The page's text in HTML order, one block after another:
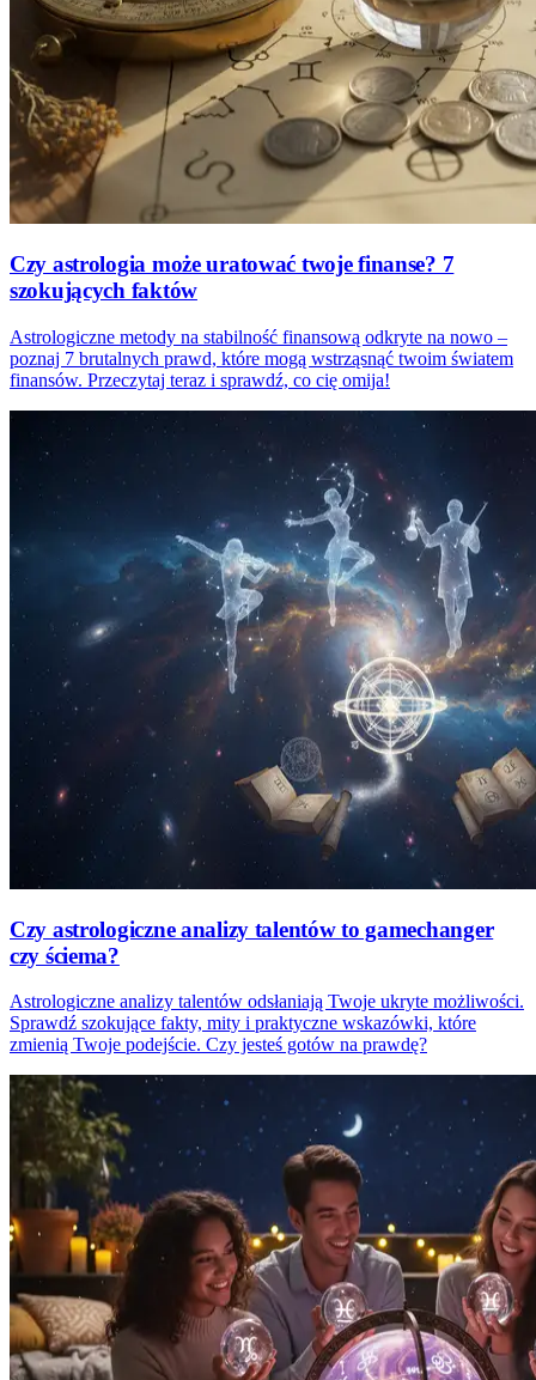
Czy astrologia może uratować twoje finanse? 7
szokujących faktów
Astrologiczne metody na stabilność finansową odkryte na nowo –
poznaj 7 brutalnych prawd, które mogą wstrząsnąć twoim światem
finansów. Przeczytaj teraz i sprawdź, co cię omija!
Czy astrologiczne analizy talentów to gamechanger
czy ściema?
Astrologiczne analizy talentów odsłaniają Twoje ukryte możliwości.
Sprawdź szokujące fakty, mity i praktyczne wskazówki, które
zmienią Twoje podejście. Czy jesteś gotów na prawdę?